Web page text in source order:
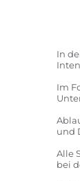
In
Im
und
Alle
bei